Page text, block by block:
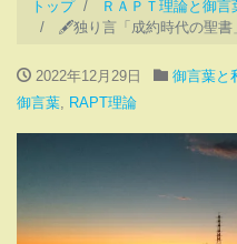
トップ ＲＡＰＴ理論と御言
🖋独り言「成約時代の聖書
2022年12月29日 御言葉と
御言葉, RAPT理論